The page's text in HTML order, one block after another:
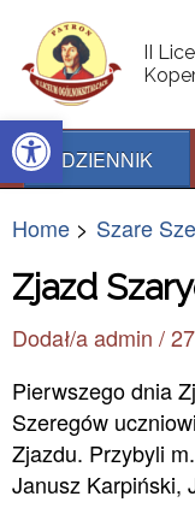
Open
content
II
DZIENNIK
Home Szare
Zjazd
Dodał/a admin /
Pierwszego dnia
Szeregów
Zjazdu. Przybyli
Janusz Karpiński,
navigation